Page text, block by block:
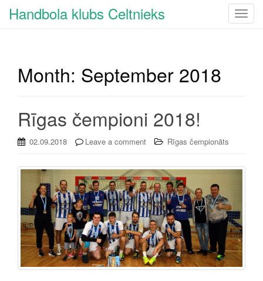
T
a
Handbola klubs Celtnieks
Month: September 2018
Rīgas čempioni 2018!
02.09.2018 Leave a comment Rīgas čempionāts